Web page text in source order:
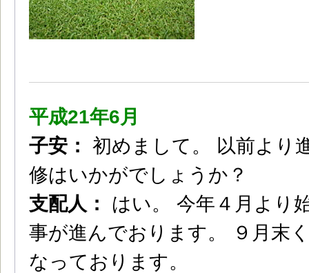
平成21年6月
子安： 初めまして。 以前より
修はいかがでしょうか？
支配人：
はい。 今年４月より
事が進んでおります。 ９月末
なっております。